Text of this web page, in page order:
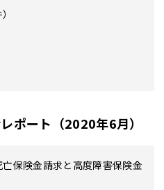
ポート（2020年6月）
亡保険金請求と高度障害保険金